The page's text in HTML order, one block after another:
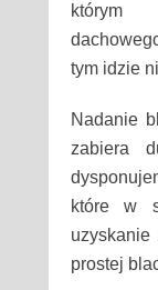
którym
tym idzie
Nadanie
zabiera
które w
uzyskanie
prostej